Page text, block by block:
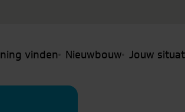
vinden Nieuwbouw Jouw